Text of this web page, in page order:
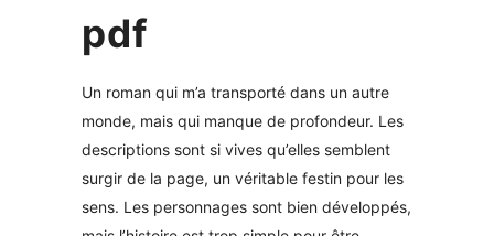
pdf
Un roman qui m’a transporté dans un autre
monde, mais qui manque de profondeur. Les
descriptions sont si vives qu’elles semblent
surgir de la page, un véritable festin pour les
sens. Les personnages sont bien développés,